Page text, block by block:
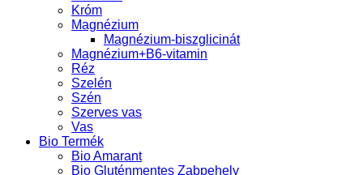
Króm
Magnézium
Magnézium-biszglicinát
Magnézium+B6-vitamin
Réz
Szelén
Szén
Szerves vas
Vas
Bio Termék
Bio Amarant
Bio Gluténmentes Zabpehely